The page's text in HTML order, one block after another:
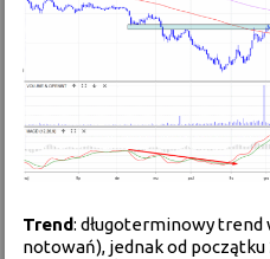
Trend: długoterminowy
notowań), jednak od początku